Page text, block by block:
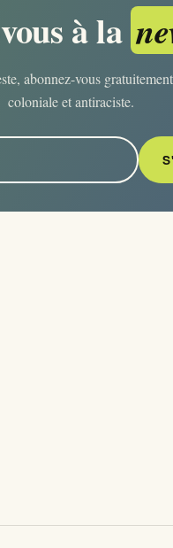
à la
abonnez-vous
coloniale et antiraciste.